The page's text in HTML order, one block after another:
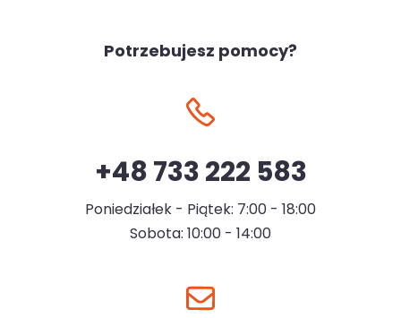
Potrzebujesz pomocy?
+48 733 222 583
Poniedziałek - Piątek: 7:00 - 18:00
Sobota: 10:00 - 14:00